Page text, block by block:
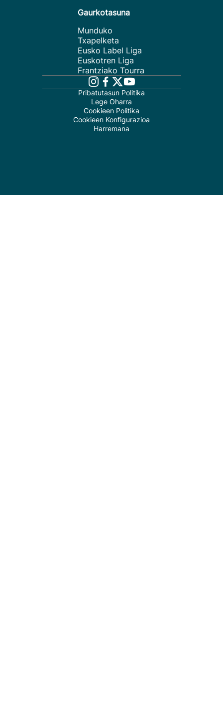
Gaurkotasuna
Munduko
Txapelketa
Eusko Label Liga
Euskotren Liga
Frantziako Tourra
Pribatutasun Politika
Lege Oharra
Cookieen Politika
Cookieen Konfigurazioa
Harremana